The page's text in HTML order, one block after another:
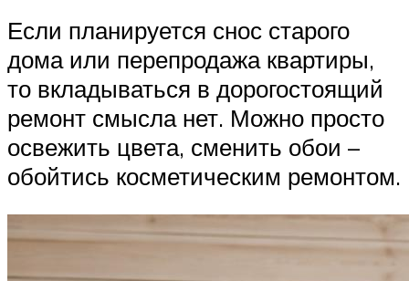
Если планируется снос старого
дома или перепродажа квартиры,
то вкладываться в дорогостоящий
ремонт смысла нет. Можно просто
освежить цвета, сменить обои –
обойтись косметическим ремонтом.